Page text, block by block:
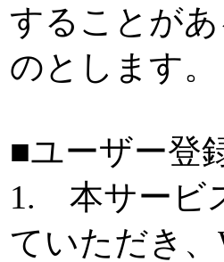
することが
のとします。
■ユーザー登
1. 本サービ
ていただき